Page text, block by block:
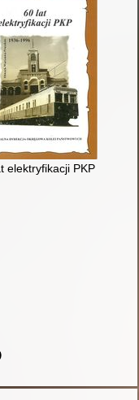
PKP 1933-
elektryfikacji PKP : praca
: poradnik inżyniera